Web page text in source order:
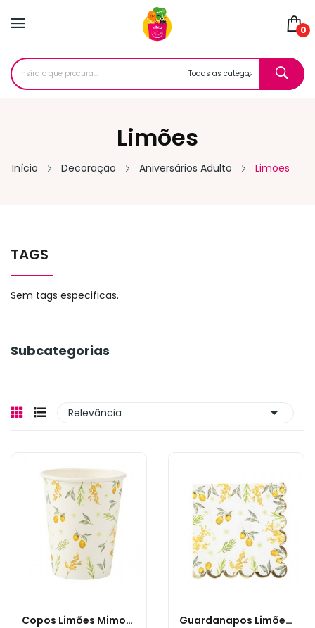
0
Limões
Início Decoração Aniversários Adulto Limões
TAGS
Sem tags especificas.
Subcategorias
Relevância 
Copos Limões Mimosa Guardanapos Limões Mimosa